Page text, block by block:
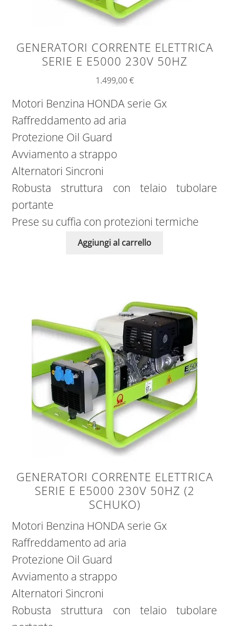
GENERATORI CORRENTE ELETTRICA
SERIE E E5000 230V 50HZ
1.499,00€
Motori Benzina HONDA serie Gx
Raffreddamento ad aria
Protezione Oil Guard
Avviamento a strappo
Alternatori Sincroni
Robusta struttura con telaio tubolare
portante
Prese su cuffia con protezioni termiche
Aggiungi al carrello
GENERATORI CORRENTE ELETTRICA
SERIE E E5000 230V 50HZ (2
SCHUKO)
Motori Benzina HONDA serie Gx
Raffreddamento ad aria
Protezione Oil Guard
Avviamento a strappo
Alternatori Sincroni
Robusta struttura con telaio tubolare